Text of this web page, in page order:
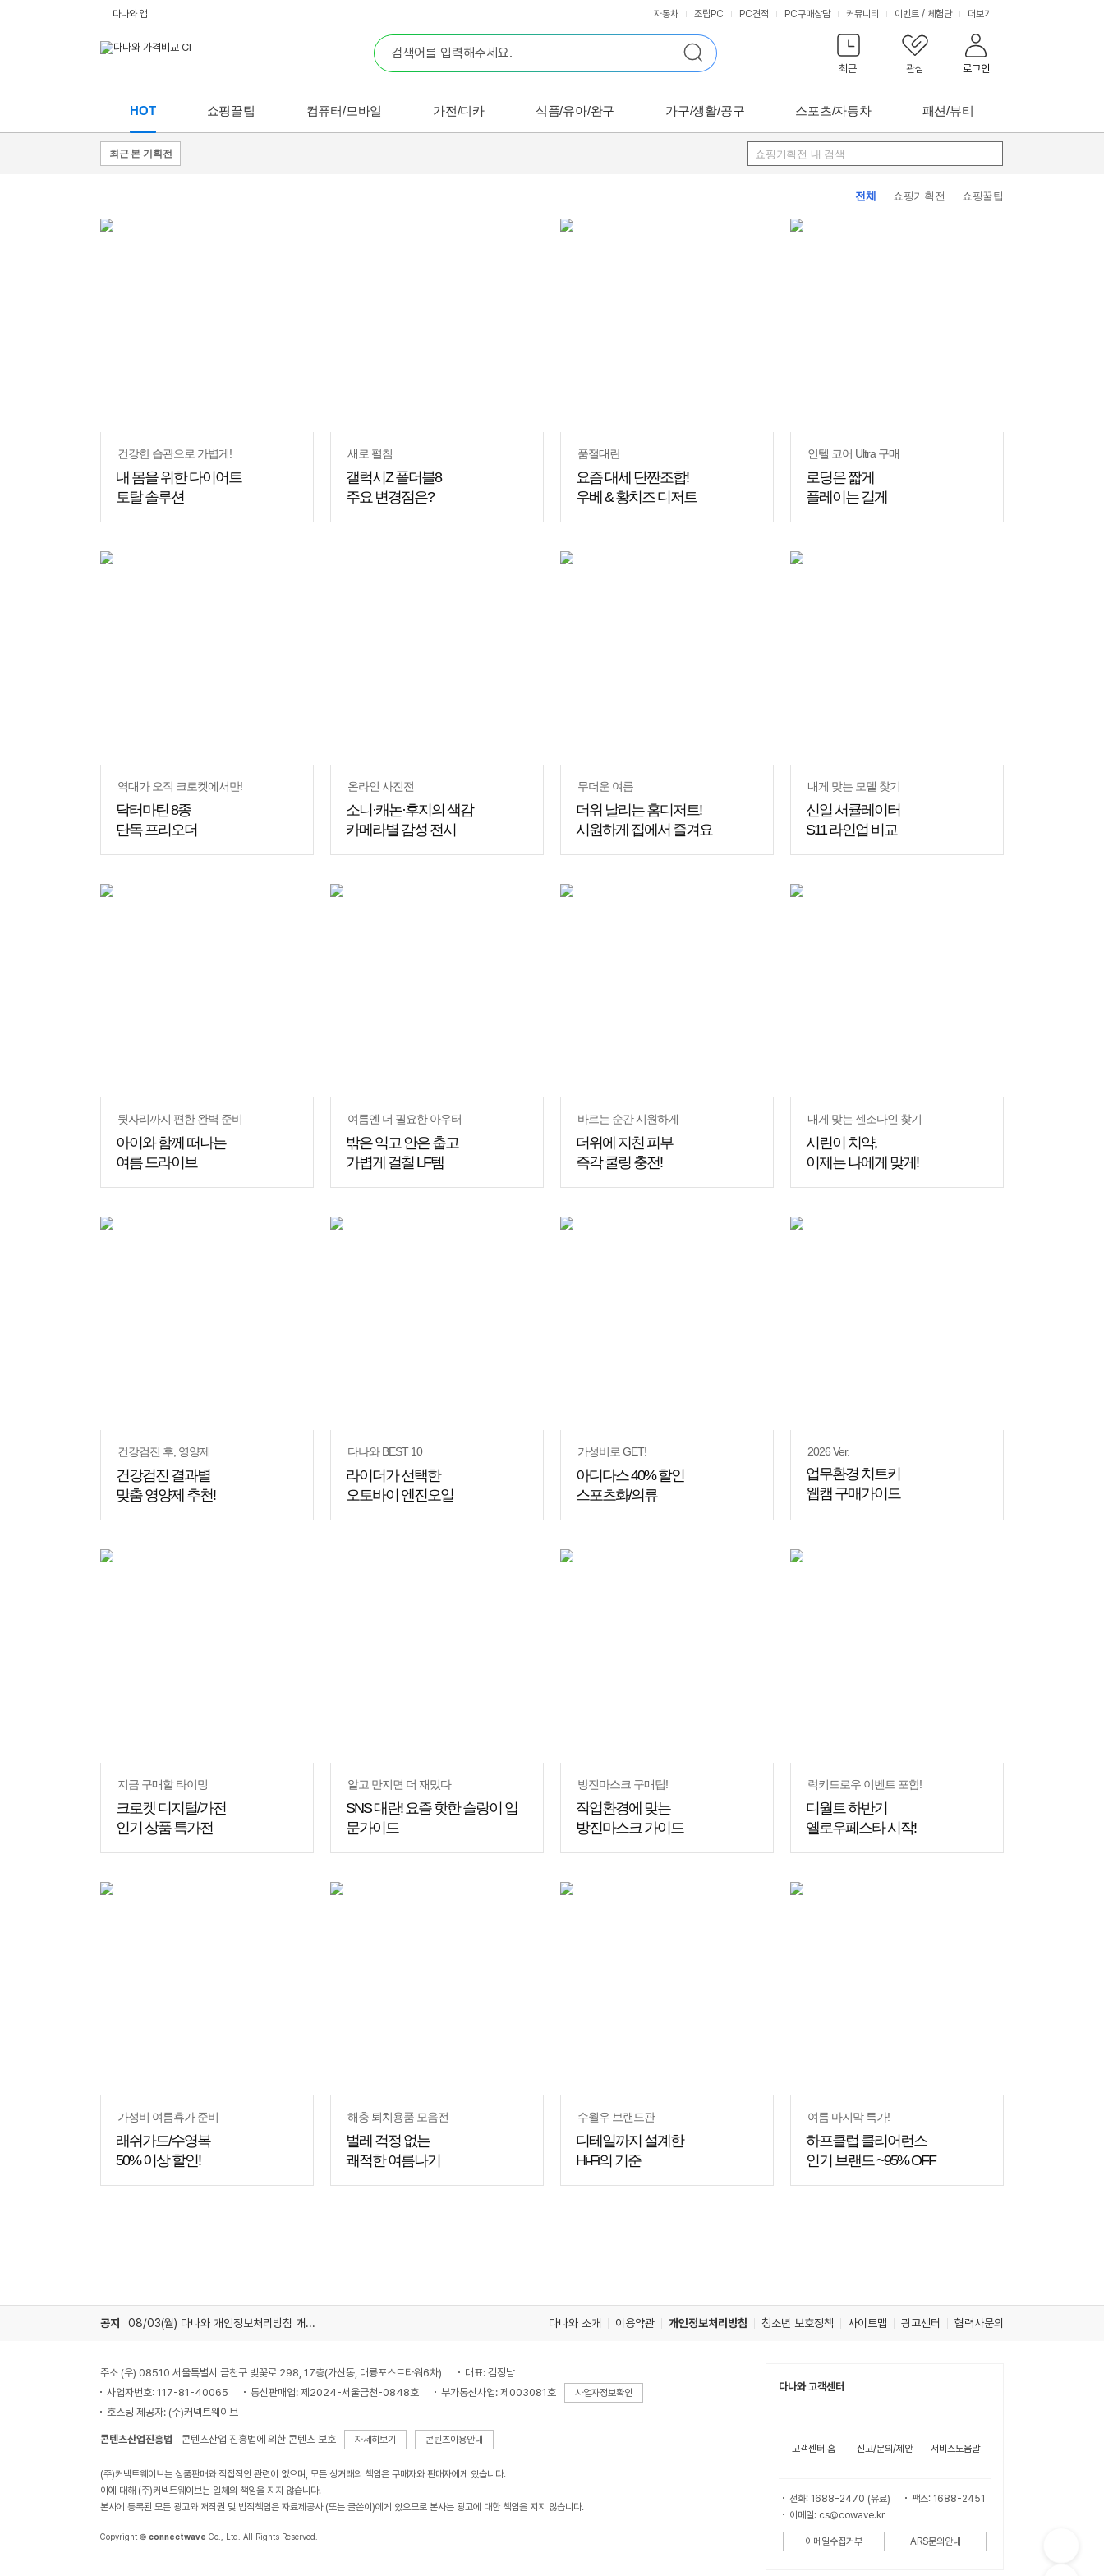
최근 관심 로그인
다나와 앱 자동차 조립PC PC견적 PC구매상담 커뮤니티 이벤트 / 체험단 더보기
HOT 쇼핑꿀팁 컴퓨터/모바일 가전/디카 식품/유아/완구 가구/생활/공구 스포츠/자동차 패션/뷰티
쇼핑기획전 내 검색
최근 본 기획전
전체 쇼핑기획전 쇼핑꿀팁
쇼핑
건강한 습관으로 가볍게!
내 몸을 위한 다이어트
토탈 솔루션
새로 펼침
갤럭시Z 폴더블8
주요 변경점은?
품절대란
요즘 대세 단짠조합!
우베 & 황치즈 디저트
인텔 코어 Ultra 구매
로딩은 짧게
플레이는 길게
역대가 오직 크로켓에서만!
닥터마틴 8종
단독 프리오더
온라인 사진전
소니·캐논·후지의 색감
카메라별 감성 전시
쇼핑
무더운 여름
더위 날리는 홈디저트!
시원하게 집에서 즐겨요
쇼핑
내게 맞는 모델 찾기
신일 서큘레이터
S11 라인업 비교
뒷자리까지 편한 완벽 준비
아이와 함께 떠나는
여름 드라이브
여름엔 더 필요한 아우터
밖은 익고 안은 춥고
가볍게 걸칠 LF템
바르는 순간 시원하게
더위에 지친 피부
즉각 쿨링 충전!
쇼핑
내게 맞는 센소다인 찾기
시린이 치약,
이제는 나에게 맞게!
건강검진 후, 영양제
건강검진 결과별
맞춤 영양제 추천!
쇼핑
다나와 BEST 10
라이더가 선택한
오토바이 엔진오일
가성비로 GET!
아디다스 40% 할인
스포츠화/의류
쇼핑
2026 Ver.
업무환경 치트키
웹캠 구매가이드
지금 구매할 타이밍
크로켓 디지털/가전
인기 상품 특가전
알고 만지면 더 재밌다
SNS 대란! 요즘 핫한 슬랑이 입
문가이드
쇼핑
방진마스크 구매팁!
작업환경에 맞는
방진마스크 가이드
쇼핑
럭키드로우 이벤트 포함!
디월트 하반기
옐로우페스타 시작!
가성비 여름휴가 준비
래쉬가드/수영복
50% 이상 할인!
해충 퇴치용품 모음전
벌레 걱정 없는
쾌적한 여름나기
쇼핑
수월우 브랜드관
디테일까지 설계한
Hi-Fi의 기준
여름 마지막 특가!
하프클럽 클리어런스
인기 브랜드 ~95% OFF
공지 08/03(월) 다나와 개인정보처리방침 개정 안내 다나와 소개 이용약관 개인정보처리방침 청소년 보호정책 사이트맵 광고센터 협력사문의
주소 (우) 08510 서울특별시 금천구 벚꽃로 298, 17층(가산동, 대륭포스트타워6차)
대표: 김정남
사업자번호: 117-81-40065
통신판매업: 제2024-서울금천-0848호 부가통신사업: 제003081호 사업자정보확인
호스팅 제공자: (주)커넥트웨이브
콘텐츠산업진흥법 콘텐츠산업 진흥법에 의한 콘텐츠 보호 자세히보기 콘텐츠이용안내
(주)커넥트웨이브는 상품판매와 직접적인 관련이 없으며, 모든 상거래의 책임은 구매자와 판매자에게 있습니다.
이에 대해 (주)커넥트웨이브는 일체의 책임을 지지 않습니다.
본사에 등록된 모든 광고와 저작권 및 법적책임은 자료제공사 (또는 글쓴이)에게 있으므로 본사는 광고에 대한 책임을 지지 않습니다.
Copyright © connectwave Co., Ltd. All Rights Reserved.
다나와 고객센터
고객센터 홈 신고/문의/제안 서비스도움말
전화: 1688-2470 (유료)
팩스: 1688-2451
이메일: cs@cowave.kr
이메일수집거부 ARS문의안내